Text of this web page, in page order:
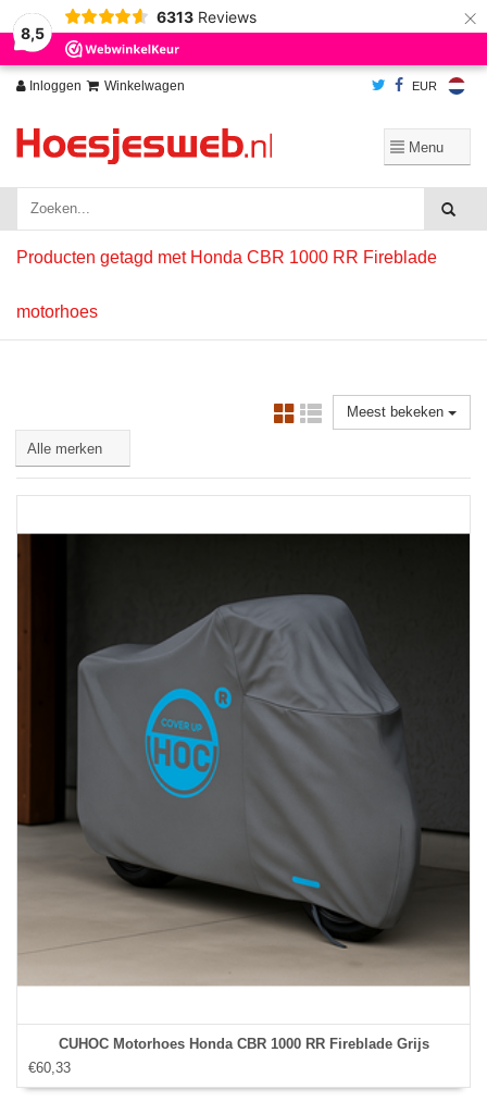
8,5
6313 Reviews ×
Inloggen Winkelwagen EUR
Producten getagd met Honda CBR 1000 RR Fireblade
motorhoes
Meest bekeken
CUHOC Motorhoes Honda CBR 1000 RR Fireblade Grijs
€60,33
Wij slaan cookies op om onze website te verbeteren. Is dat akkoord?
Ja
Nee